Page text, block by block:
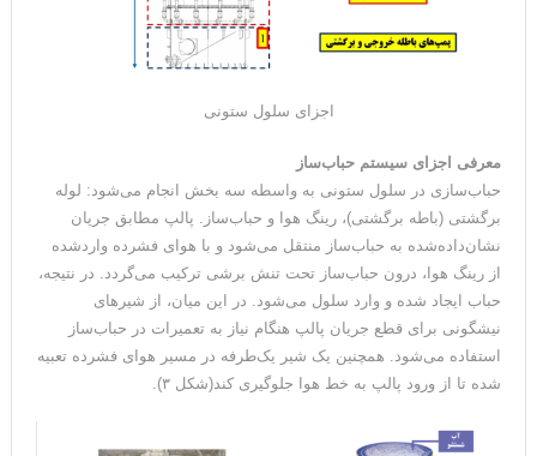
اجزای سلول ستونی
معرفی اجزای سیستم حباب‌ساز
حباب‌سازی در سلول ستونی به واسطه سه بخش انجام می‌شود: لوله
برگشتی (باطه برگشتی)، رینگ هوا و حباب‌ساز. پالپ مطابق جریان
نشان‌داده‌شده به حباب‌ساز منتقل می‌شود و با هوای فشرده واردشده
از رینگ هوا، درون حباب‌ساز تحت تنش برشی ترکیب می‌گردد. در نتیجه،
حباب ایجاد شده و وارد سلول می‌شود. در این میان، از شیرهای
نیشگونی برای قطع جریان پالپ هنگام نیاز به تعمیرات در حباب‌ساز
استفاده می‌شود. همچنین یک شیر یک‌طرفه در مسیر هوای فشرده تعبیه
شده تا از ورود پالپ به خط هوا جلوگیری کند(شکل ۳).